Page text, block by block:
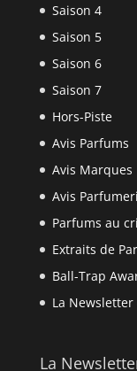
Saison 4
Saison 5
Saison 6
Saison 7
Hors-Piste
Avis Parfums
Avis Marques
Avis
Parfums au
Extraits de
Ball-Trap
La Newsletter
La